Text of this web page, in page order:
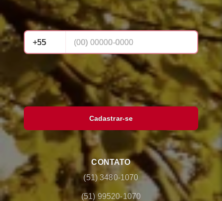
Cadastrar-se
CONTATO
(51) 3480-1070
(51) 99520-1070